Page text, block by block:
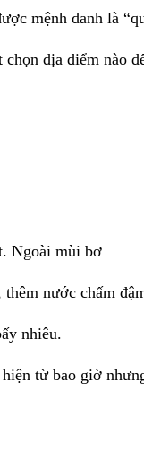
mệnh danh là
chọn địa điểm nào
Ngoài mùi bơ
nước chấm
nhiêu.
từ bao giờ